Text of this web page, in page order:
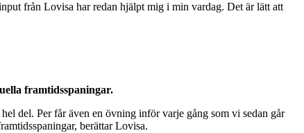
från Lovisa har redan hjälpt mig i min vardag. Det är lätt att
framtidsspaningar.
del. Per får även en övning inför varje gång som vi sedan går
berättar Lovisa.